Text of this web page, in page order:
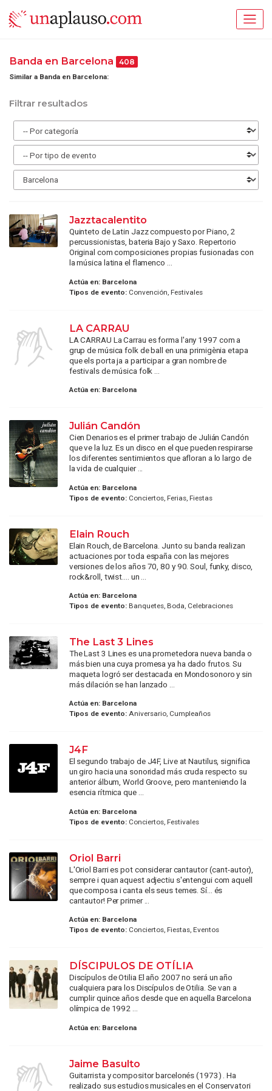
Banda en Barcelona 408
Similar a Banda en Barcelona:
Filtrar resultados
Jazztacalentito
Quinteto de Latin Jazz compuesto por Piano, 2
percussionistas, bateria Bajo y Saxo. Repertorio
Original com composiciones propias fusionadas con
la música latina el flamenco ...
Actúa en: Barcelona
Tipos de evento:Convención, Festivales
LA CARRAU
LA CARRAU La Carrau es forma l'any 1997 com a
grup de música folk de ball en una primigènia etapa
que els porta ja a participar a gran nombre de
festivals de música folk ...
Actúa en: Barcelona
Julián Candón
Cien Denarios es el primer trabajo de Julián Candón
que ve la luz. Es un disco en el que pueden respirarse
los diferentes sentimientos que afloran a lo largo de
la vida de cualquier ...
Actúa en: Barcelona
Tipos de evento:Conciertos, Ferias, Fiestas
Elain Rouch
Elain Rouch, de Barcelona. Junto su banda realizan
actuaciones por toda españa con las mejores
versiones de los años 70, 80 y 90. Soul, funky, disco,
rock&roll, twist.... un ...
Actúa en: Barcelona
Tipos de evento:Banquetes, Boda, Celebraciones
The Last 3 Lines
The Last 3 Lines es una prometedora nueva banda o
más bien una cuya promesa ya ha dado frutos. Su
maqueta logró ser destacada en Mondosonoro y sin
más dilación se han lanzado ...
Actúa en: Barcelona
Tipos de evento:Aniversario, Cumpleaños
J4F
El segundo trabajo de J4F, Live at Nautilus, significa
un giro hacia una sonoridad más cruda respecto su
anterior álbum, World Groove, pero manteniendo la
esencia rítmica que ...
Actúa en: Barcelona
Tipos de evento:Conciertos, Festivales
Oriol Barri
L'Oriol Barri es pot considerar cantautor (cant-autor),
sempre i quan aquest adjectiu s'entengui com aquell
que composa i canta els seus temes. Sí... és
cantautor! Per primer ...
Actúa en: Barcelona
Tipos de evento:Conciertos, Fiestas, Eventos
DÍSCIPULOS DE OTÍLIA
Discípulos de Otilia El año 2007 no será un año
cualquiera para los Discípulos de Otilia. Se van a
cumplir quince años desde que en aquella Barcelona
olímpica de 1992 ...
Actúa en: Barcelona
Jaime Basulto
Guitarrista y compositor barcelonés (1973) . Ha
realizado sus estudios musicales en el Conservatori